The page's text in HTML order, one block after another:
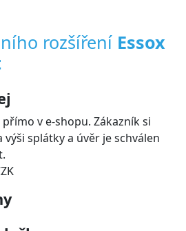
rozšíření Essox
v e-shopu. Zákazník si
splátky a úvěr je schválen